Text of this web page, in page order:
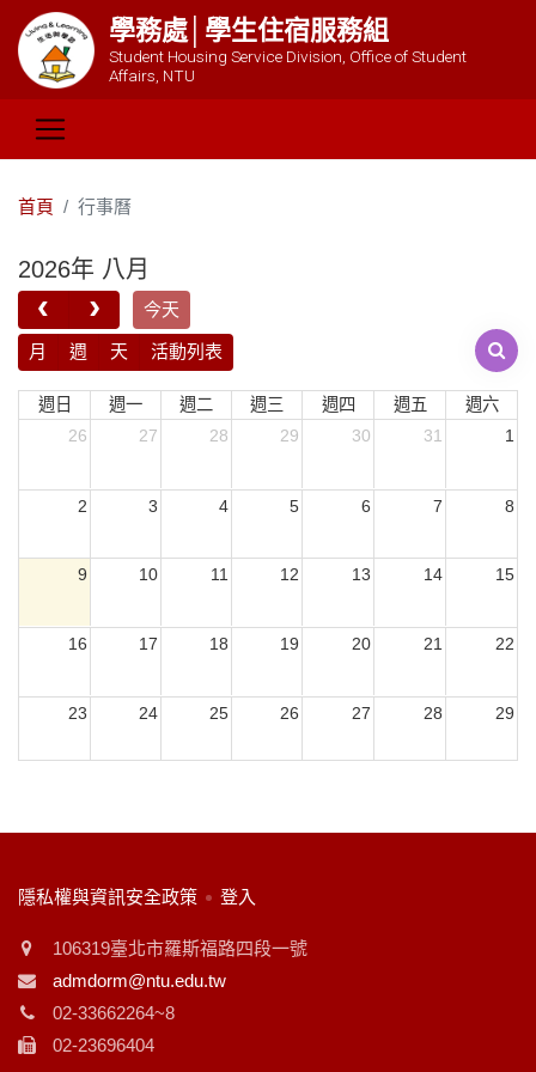
學務處│學生住宿服務組
Student Housing Service Division, Office of Student
Affairs, NTU
首頁 行事曆
今天
2026年 八月
月 週 天 活動列表
週日 週一 週二 週三 週四 週五
週六
26
27 28 29 30 31 1
2 3 4 5 6 7 8
9 10 11 12 13 14 15
16 17 18 19 20 21 22
23 24 25 26 27 28 29
:::
隱私權與資訊安全政策 登入
106319臺北市羅斯福路四段一號
admdorm@ntu.edu.tw
02-33662264~8
02-23696404